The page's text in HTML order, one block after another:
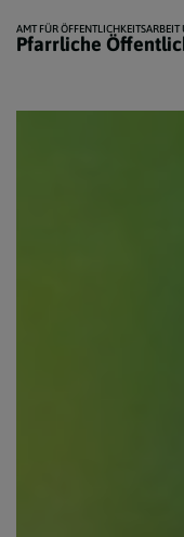
AMT FÜR
Pfarrliche